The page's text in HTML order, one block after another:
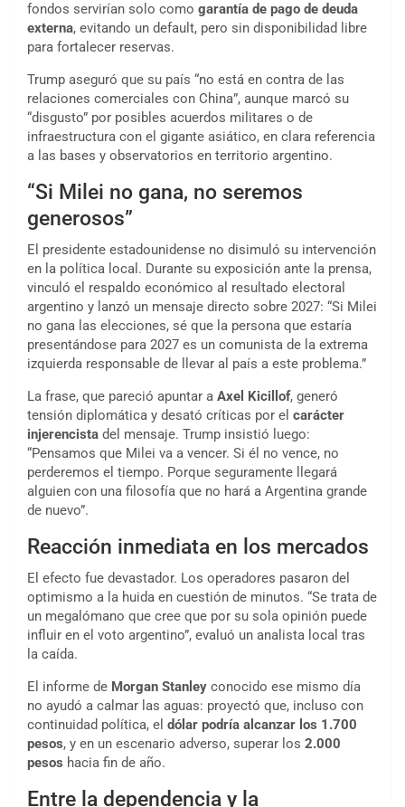
fondos servirían solo como garantía de pago de deuda
externa, evitando un default, pero sin disponibilidad libre
para fortalecer reservas.
Trump aseguró que su país “no está en contra de las
relaciones comerciales con China”, aunque marcó su
“disgusto” por posibles acuerdos militares o de
infraestructura con el gigante asiático, en clara referencia
a las bases y observatorios en territorio argentino.
“Si Milei no gana, no seremos
generosos”
El presidente estadounidense no disimuló su intervención
en la política local. Durante su exposición ante la prensa,
vinculó el respaldo económico al resultado electoral
argentino y lanzó un mensaje directo sobre 2027: “Si Milei
no gana las elecciones, sé que la persona que estaría
presentándose para 2027 es un comunista de la extrema
izquierda responsable de llevar al país a este problema.”
La frase, que pareció apuntar a Axel Kicillof, generó
tensión diplomática y desató críticas por el carácter
injerencista del mensaje. Trump insistió luego:
“Pensamos que Milei va a vencer. Si él no vence, no
perderemos el tiempo. Porque seguramente llegará
alguien con una filosofía que no hará a Argentina grande
de nuevo”.
Reacción inmediata en los mercados
El efecto fue devastador. Los operadores pasaron del
optimismo a la huida en cuestión de minutos. “Se trata de
un megalómano que cree que por su sola opinión puede
influir en el voto argentino”, evaluó un analista local tras
la caída.
El informe de Morgan Stanley conocido ese mismo día
no ayudó a calmar las aguas: proyectó que, incluso con
continuidad política, el dólar podría alcanzar los 1.700
pesos, y en un escenario adverso, superar los 2.000
pesos hacia fin de año.
Entre la dependencia y la